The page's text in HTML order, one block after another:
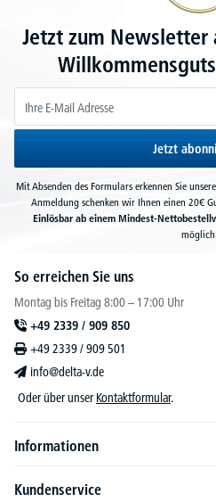
Jetzt zum Newsletter
Jetzt
Mit Absenden des Formulars erkennen Sie unsere
Anmeldung schenken wir Ihnen einen 20€
Einlösbar ab einem Mindest-
möglich.
So erreichen Sie uns
Montag bis Freitag 8:00 – 17:00 Uhr
+49 2339 / 909 850
+49 2339 / 909 501
info@delta-v.de
Oder über unser Kontaktformular.
Informationen
Kundenservice